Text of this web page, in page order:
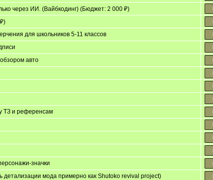
через ИИ. (Вайбкодинг) (Бюджет: 2 000 ₽)
для школьников 5-11 классов
авто
ТЗ и референсам
значки
детализации мода примерно как Shutoko revival project)